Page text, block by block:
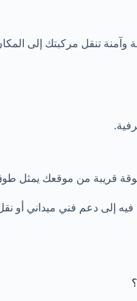
تنقل مركبتك إلى
من موقعك يمثل طوق
إلى دعم فني ميداني أو